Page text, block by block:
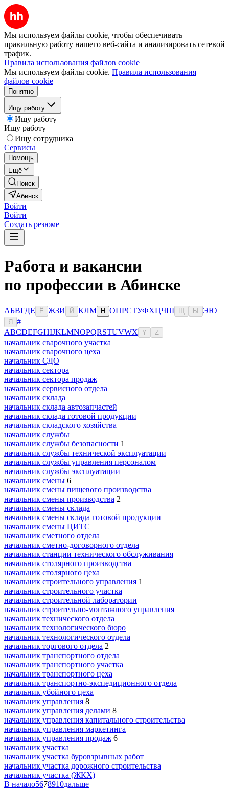
Мы используем файлы cookie, чтобы обеспечивать
правильную работу нашего веб-сайта и анализировать сетевой
трафик.
Правила использования файлов cookie
Мы используем файлы cookie. Правила использования
файлов cookie
Понятно
Ищу работу
Ищу работу
Ищу работу
Ищу сотрудника
Сервисы
Помощь
Ещё
Поиск
Абинск
Войти
Войти
Создать резюме
Работа и вакансии
по профессии в Абинске
АБВГДЕ Ё ЖЗИ Й КЛМ Н ОПРСТУФХЦЧШ Ы ЭЮ
Я
#
ABCDEFGHIJKLMNOPQRSTUVWX Y Z
начальник сварочного участка
начальник сварочного цеха
начальник СДО
начальник сектора
начальник сектора продаж
начальник сервисного отдела
начальник склада
начальник склада автозапчастей
начальник склада готовой продукции
начальник складского хозяйства
начальник службы
начальник службы безопасности 1
начальник службы технической эксплуатации
начальник службы управления персоналом
начальник службы эксплуатации
начальник смены 6
начальник смены пищевого производства
начальник смены производства 2
начальник смены склада
начальник смены склада готовой продукции
начальник смены ЦИТС
начальник сметного отдела
начальник сметно-договорного отдела
начальник станции технического обслуживания
начальник столярного производства
начальник столярного цеха
начальник строительного управления 1
начальник строительного участка
начальник строительной лаборатории
начальник строительно-монтажного управления
начальник технического отдела
начальник технологического бюро
начальник технологического отдела
начальник торгового отдела 2
начальник транспортного отдела
начальник транспортного участка
начальник транспортного цеха
начальник транспортно-экспедиционного отдела
начальник убойного цеха
начальник управления 8
начальник управления делами 8
начальник управления капитального строительства
начальник управления маркетинга
начальник управления продаж 6
начальник участка
начальник участка буровзрывных работ
начальник участка дорожного строительства
начальник участка (ЖКХ)
В начало5678910дальше